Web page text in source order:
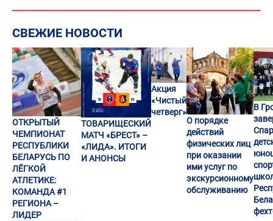
СВЕЖИЕ НОВОСТИ
ОТКРЫТЫЙ
ЧЕМПИОНАТ
РЕСПУБЛИКИ
БЕЛАРУСЬ ПО
ЛЁГКОЙ
АТЛЕТИКЕ:
КОМАНДА #1
РЕГИОНА –
ЛИДЕР
ТОВАРИЩЕСКИЙ
МАТЧ «БРЕСТ» –
«ЛИДА». ИТОГИ
И АНОНСЫ
Акция
«Чистый
четверг»
О порядке
действий
физических лиц
при оказании
ими услуг по
экскурсионному
обслуживанию
В